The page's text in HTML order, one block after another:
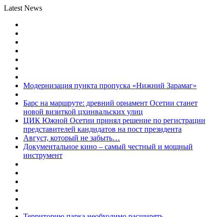
Latest News
Модернизация пункта пропуска «Нижний Зарамаг»
Барс на маршруте: древний орнамент Осетии станет
новой визиткой цхинвальских улиц
ЦИК Южной Осетии принял решение по регистрации
представителей кандидатов на пост президента
Август, который не забыть…
Документальное кино – самый честный и мощный
инструмент